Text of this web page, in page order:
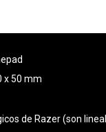
x 50 mm
de Razer (son